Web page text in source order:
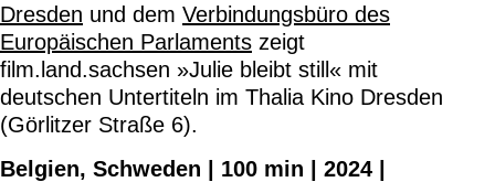
Dresden und dem Verbindungsbüro des
Europäischen Parlaments zeigt
film.land.sachsen »Julie bleibt still« mit
deutschen Untertiteln im Thalia Kino Dresden
(Görlitzer Straße 6).
Belgien, Schweden | 100 min | 2024 |